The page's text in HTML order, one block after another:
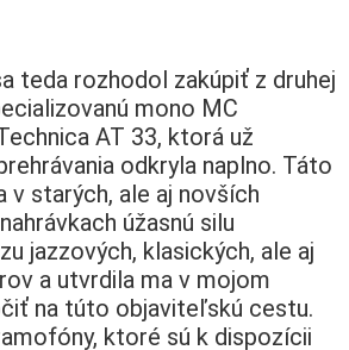
teda rozhodol zakúpiť z druhej
mono MC
AT 33, ktorá už
odkryla naplno. Táto
v starých, ale aj novších
úžasnú silu
jazzových, klasických, ale aj
a utvrdila ma v mojom
na túto objaviteľskú cestu.
ktoré sú k dispozícii